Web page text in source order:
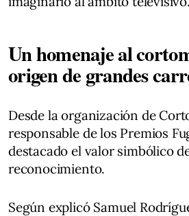
Un homenaje al
origen de grandes
Desde la organización de
responsable de los Premios
destacado el valor simbólico
reconocimiento.
Según explicó Samuel